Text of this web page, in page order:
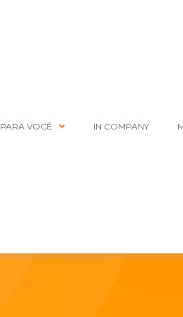
PARA VOCÊ IN COMPANY